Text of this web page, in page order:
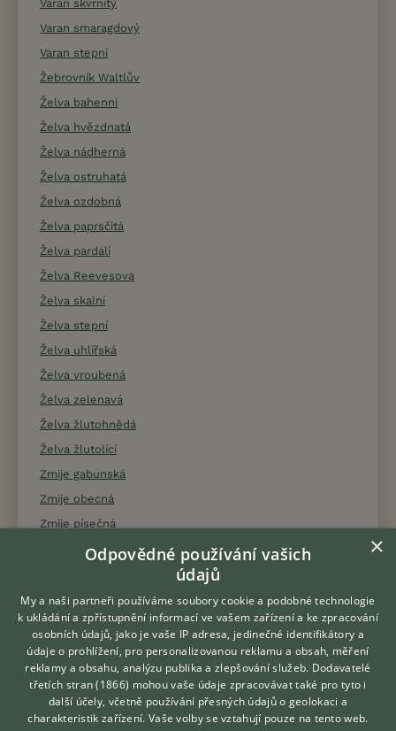
Varan skvrnitý
Varan smaragdový
Varan stepní
Žebrovník Waltlův
Želva bahenní
Želva hvězdnatá
Želva nádherná
Želva ostruhatá
Želva ozdobná
Želva paprsčitá
Želva pardálí
Želva Reevesova
Želva skalní
Želva stepní
Želva uhlířská
Želva vroubená
Želva zelenavá
Želva žlutohnědá
Želva žlutolící
Zmije gabunská
Zmije obecná
Zmije písečná
Zmije řetízková
Zmije růžkatá
Zmije útočná
Hledáte zvířecího kamaráda?
Zdarma vám poradí
VETERINÁŘ ONLINE
×
Odpovědné používání vašich
údajů
My a naši partneři používáme soubory cookie a podobné technologie
k ukládání a zpřístupnění informací ve vašem zařízení a ke zpracování
osobních údajů, jako je vaše IP adresa, jedinečné identifikátory a
údaje o prohlížení, pro personalizovanou reklamu a obsah, měření
reklamy a obsahu, analýzu publika a zlepšování služeb. Dodavatelé
třetích stran (1866) mohou vaše údaje zpracovávat také pro tyto i
další účely, včetně používání přesných údajů o geolokaci a
charakteristik zařízení. Vaše volby se vztahují pouze na tento web.